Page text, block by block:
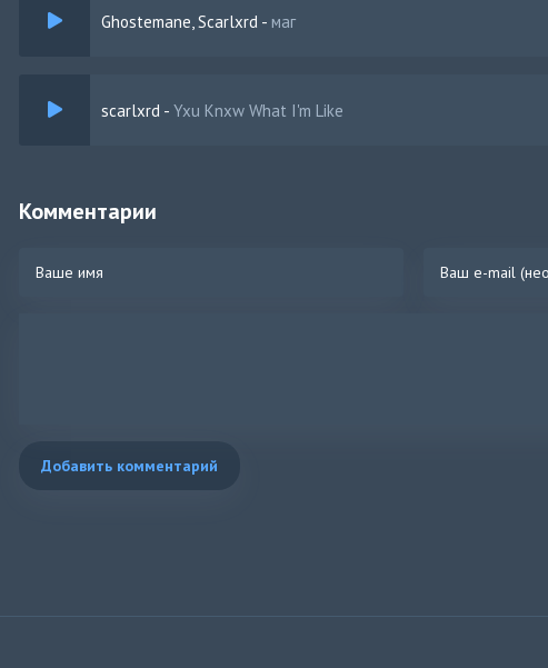
Ghostemane, Scarlxrd - маг
scarlxrd - Yxu Knxw What I'm Like
Комментарии
Добавить комментарий